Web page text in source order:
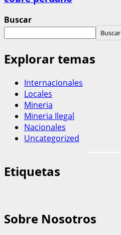
Buscar
Buscar
Explorar temas
Internacionales
Locales
Mineria
Mineria Ilegal
Nacionales
Uncategorized
Etiquetas
Sobre Nosotros